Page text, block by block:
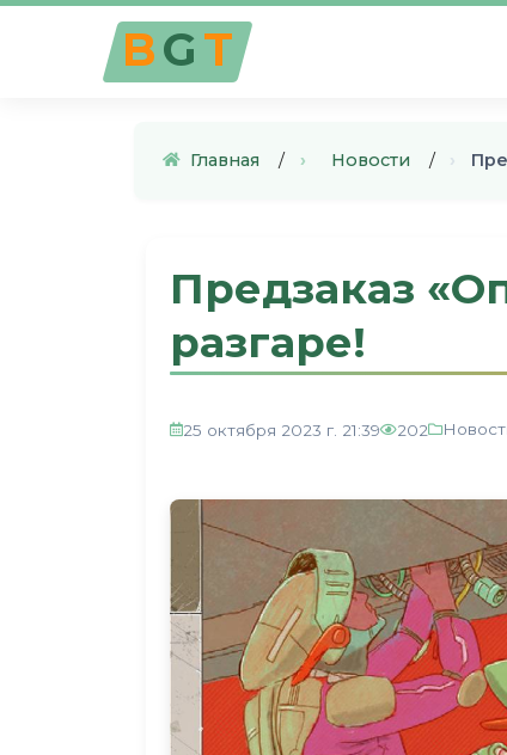
BGT
Главная › Новости ›
Предзаказ
разгаре!
25 октября 2023 г. 21:39 202